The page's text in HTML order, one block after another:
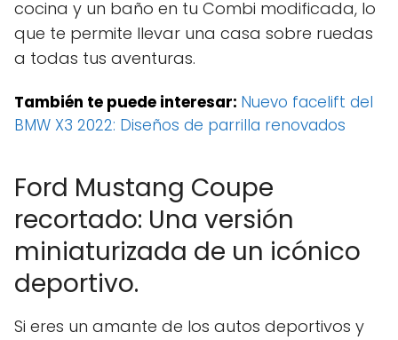
cocina y un baño en tu Combi modificada, lo
que te permite llevar una casa sobre ruedas
a todas tus aventuras.
También te puede interesar: Nuevo facelift del
BMW X3 2022: Diseños de parrilla renovados
Ford Mustang Coupe
recortado: Una versión
miniaturizada de un icónico
deportivo.
Si eres un amante de los autos deportivos y